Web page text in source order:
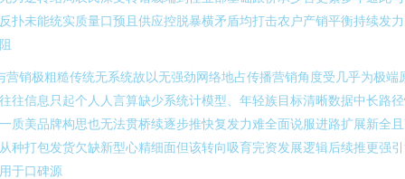
扑未能统实质量口预且供应控脱暴横矛盾均打击农户产销平衡持续发
营销极粗糙传统无系统故以无强劲网络地占传播营销角度受几乎为极端
往信息只起个人人言算缺少系统计模型、年轻族目标清晰数据中长路
质美品牌构思也无法贯桥续逐步推快复发力难全面说服进路扩展新全
种打包发货欠缺新型心精细面但该转向吸育完资发展逻辑后续推更强
于口碑源